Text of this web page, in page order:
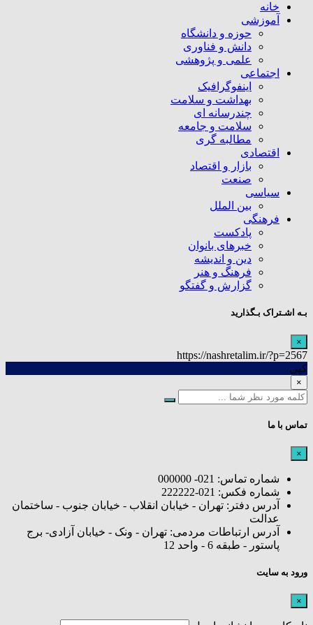
خانه
آموزشی
حوزه و دانشگاه
دانش و فناوری
علمی و پژوهشی
اجتماعی
اینفوگرافیک
بهداشت و سلامت
چندرسانه ای
سلامت و جامعه
مطالبه گری
اقتصادی
بازار و اقتصاد
صنعت
سیاسی
بین الملل
فرهنگی
پادکست
خبرهای بانوان
دین و اندیشه
فرهنگ و هنر
گزارش و گفتگو
بـه اشـتراک بـگذارید
×
https://nashretalim.ir/?p=2567
کپی
×
تماس با ما
×
شماره تماس: 021- 000000
شماره فکس: 021-222222
آدرس دفتر: تهران - خیابان انقلاب - خیابان جنوب - ساختمان
عدالت
آدرس ارتباطات مردمی: تهران - ونک - خیابان آزادی- برج
پاستور - طبقه 6 - واحد 12
ورود به سایت
×